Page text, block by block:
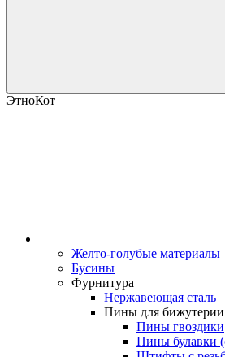
ЭтноКот
Желто-голубые материалы
Бусины
Фурнитура
Нержавеющая сталь
Пины для бижутерии
Пины гвоздики
Пины булавки